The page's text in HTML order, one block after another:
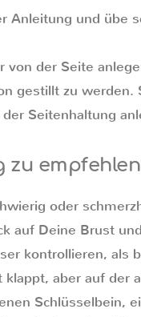
Anleitung und übe
der Seite
gestillt zu werden.
Seitenhaltung
zu
oder
auf Deine Brust
kontrollieren, als
aber auf der
Schlüsselbein,